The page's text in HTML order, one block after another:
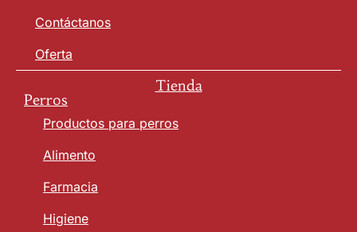
Contáctanos
Oferta
Tienda
Perros
Productos para perros
Alimento
Farmacia
Higiene